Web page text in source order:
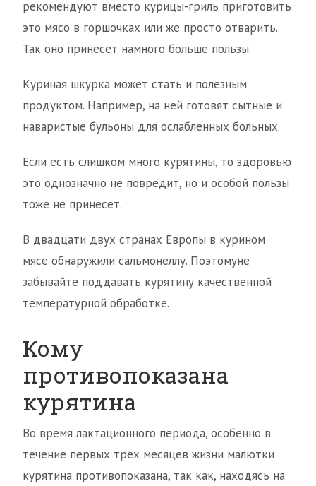
рекомендуют вместо курицы-гриль приготовить
это мясо в горшочках или же просто отварить.
Так оно принесет намного больше пользы.
Куриная шкурка может стать и полезным
продуктом. Например, на ней готовят сытные и
наваристые бульоны для ослабленных больных.
Если есть слишком много курятины, то здоровью
это однозначно не повредит, но и особой пользы
тоже не принесет.
В двадцати двух странах Европы в курином
мясе обнаружили сальмонеллу. Поэтомуне
забывайте поддавать курятину качественной
температурной обработке.
Кому
противопоказана
курятина
Во время лактационного периода, особенно в
течение первых трех месяцев жизни малютки
курятина противопоказана, так как, находясь на